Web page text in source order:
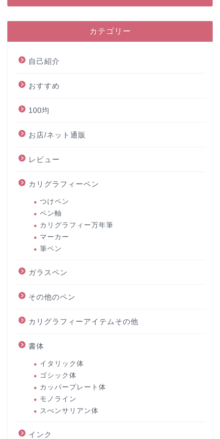
カテゴリー
自己紹介
おすすめ
100均
お店/ネット通販
レビュー
カリグラフィーペン
つけペン
ペン軸
カリグラフィー万年筆
マーカー
筆ペン
ガラスペン
その他のペン
カリグラフィーアイテムその他
書体
イタリック体
ゴシック体
カッパープレート体
モノライン
スぺンサリアン体
インク